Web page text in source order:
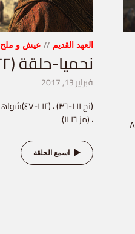
(نح ١٣ ١-٣١)شواهد متعلقة: (مز ١ ٢-٣) ، (عب ١٢ ٥-١١) ، (نح ٨
العهد القديم عيش و ملح
نحميا-حلقة (٢٢): تدشين السور
فبراير 13, 2017
، (مز ١٦ ١١)
اسمع الحلقة